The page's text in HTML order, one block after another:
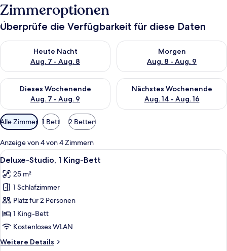
Zimmeroptionen
Überprüfe die Verfügbarkeit für diese Daten
Heute Nacht
Aug. 7 - Aug. 8
Überprüfe die Verfügbarkeit für heute Nacht, Aug. 7 - Aug. 8.
Morgen
Aug. 8 - Aug. 9
Überprüfe die Verfügbarkeit
Dieses Wochenende
Aug. 7 - Aug. 9
Überprüfe die Verfügbarkeit für dieses Wochenende, Aug. 7
Nächstes Wochenende
Aug. 14 - Aug. 16
Überprüfe die Verfügbarkeit
Verfügbare
Filter
für
Zimmer
Alle Zimmer 1 Bett 2 Betten
Anzeige von 4 von 4 Zimmern
Alle
Fotos
für
Deluxe-
Studio,
1 King-
Bett
Ein modernes Hotelzimmer mit
7
Deluxe-Studio, 1 King-Bett
25 m²
1 Schlafzimmer
Platz für 2 Personen
1 King-Bett
Kostenloses WLAN
Weitere Details
Weitere